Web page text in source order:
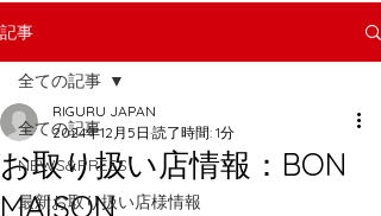
記事
全ての記事
NEWS&PRESS
最新お取り扱い店様情報
全ての記事
お取り扱い店情報：BON
MAISON
RIGURU JAPAN
2024年12月5日 読了時間: 1分